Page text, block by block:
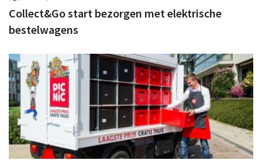
Collect&Go start bezorgen met elektrische
bestelwagens